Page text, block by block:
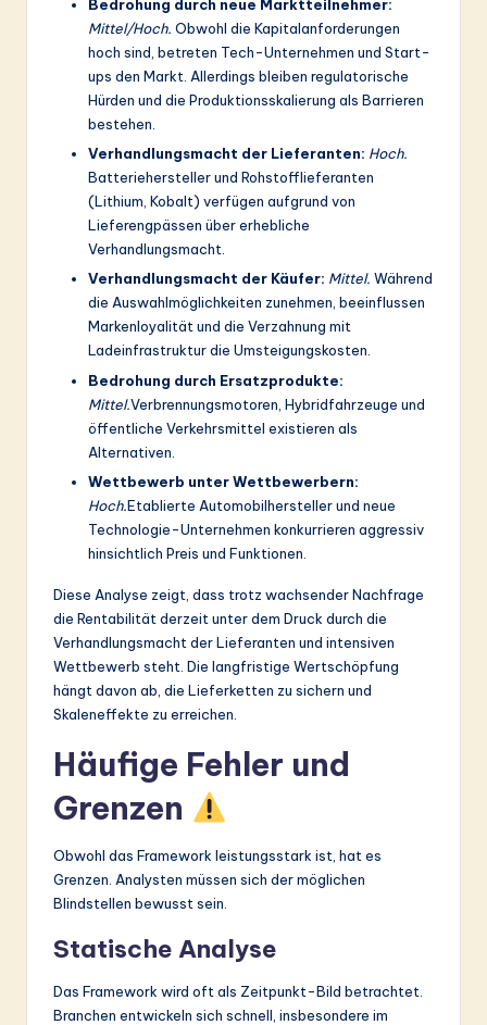
Bedrohung durch neue Marktteilnehmer:
Mittel/Hoch. Obwohl die Kapitalanforderungen
hoch sind, betreten Tech-Unternehmen und Start-
ups den Markt. Allerdings bleiben regulatorische
Hürden und die Produktionsskalierung als Barrieren
bestehen.
Verhandlungsmacht der Lieferanten: Hoch.
Batteriehersteller und Rohstofflieferanten
(Lithium, Kobalt) verfügen aufgrund von
Lieferengpässen über erhebliche
Verhandlungsmacht.
Verhandlungsmacht der Käufer: Mittel. Während
die Auswahlmöglichkeiten zunehmen, beeinflussen
Markenloyalität und die Verzahnung mit
Ladeinfrastruktur die Umsteigungskosten.
Bedrohung durch Ersatzprodukte:
Mittel.Verbrennungsmotoren, Hybridfahrzeuge und
öffentliche Verkehrsmittel existieren als
Alternativen.
Wettbewerb unter Wettbewerbern:
Hoch.Etablierte Automobilhersteller und neue
Technologie-Unternehmen konkurrieren aggressiv
hinsichtlich Preis und Funktionen.
Diese Analyse zeigt, dass trotz wachsender Nachfrage
die Rentabilität derzeit unter dem Druck durch die
Verhandlungsmacht der Lieferanten und intensiven
Wettbewerb steht. Die langfristige Wertschöpfung
hängt davon ab, die Lieferketten zu sichern und
Skaleneffekte zu erreichen.
Häufige Fehler und
Grenzen
Obwohl das Framework leistungsstark ist, hat es
Grenzen. Analysten müssen sich der möglichen
Blindstellen bewusst sein.
Statische Analyse
Das Framework wird oft als Zeitpunkt-Bild betrachtet.
Branchen entwickeln sich schnell, insbesondere im